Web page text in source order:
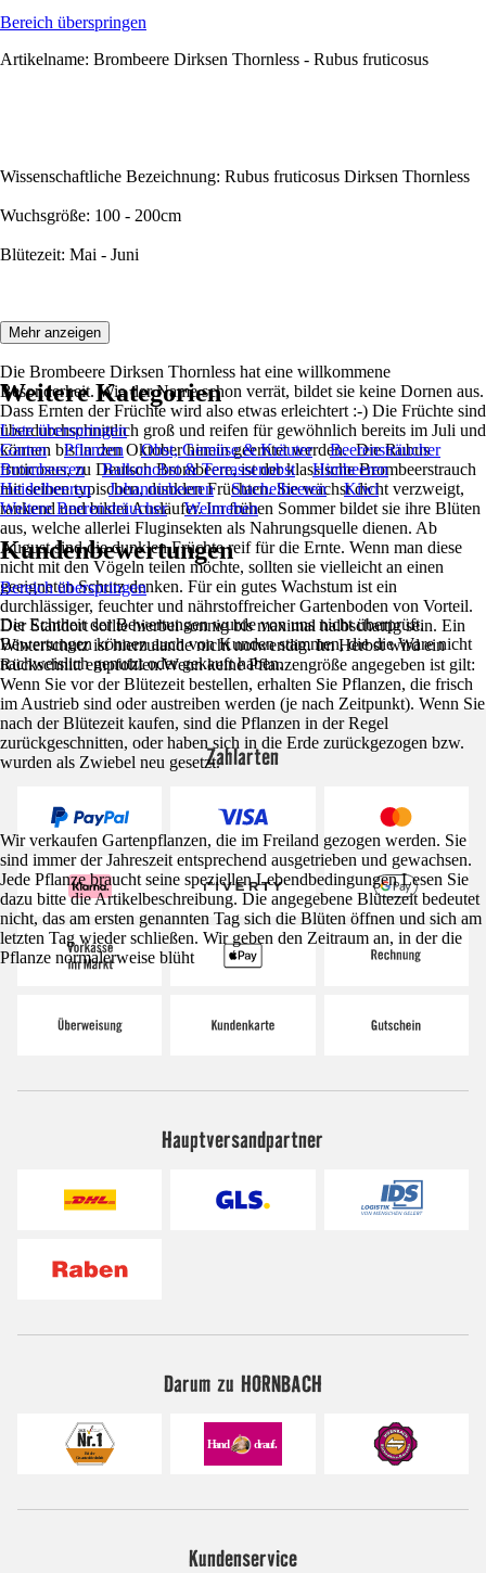
Bereich überspringen
Artikelname: Brombeere Dirksen Thornless - Rubus fruticosus
Wissenschaftliche Bezeichnung: Rubus fruticosus Dirksen Thornless
Wuchsgröße: 100 - 200cm
Blütezeit: Mai - Juni
Beschreibung:
Die Brombeere Dirksen Thornless hat eine willkommene
Besonderheit. Wie der Name schon verrät, bildet sie keine Dornen aus.
Dass Ernten der Früchte wird also etwas erleichtert :-) Die Früchte sind
überdurchschnittlich groß und reifen für gewöhnlich bereits im Juli und
können bis in den Oktober hinein geerntet werden. Die Rubus
fruticosus, zu Deutsch Brombeere, ist der klassische Brombeerstrauch
mit seinen typischen, dunklen Früchten. Sie wächst dicht verzweigt,
rankend und bildet Ausläufer. Im frühen Sommer bildet sie ihre Blüten
aus, welche allerlei Fluginsekten als Nahrungsquelle dienen. Ab
August sind die dunklen Früchte reif für die Ernte. Wenn man diese
nicht mit den Vögeln teilen möchte, sollten sie vielleicht an einen
geeigneten Schutz denken. Für ein gutes Wachstum ist ein
durchlässiger, feuchter und nährstoffreicher Gartenboden von Vorteil.
Der Standort sollte hierbei sonnig bis maximal halbschattig sein. Ein
Winterschutz ist hierzulande nicht notwendig. Im Herbst wird ein
Rückschnitt empfohlen.Wenn keine Pflanzengröße angegeben ist gilt:
Wenn Sie vor der Blütezeit bestellen, erhalten Sie Pflanzen, die frisch
im Austrieb sind oder austreiben werden (je nach Zeitpunkt). Wenn Sie
nach der Blütezeit kaufen, sind die Pflanzen in der Regel
zurückgeschnitten, oder haben sich in die Erde zurückgezogen bzw.
wurden als Zwiebel neu gesetzt.
Wir verkaufen Gartenpflanzen, die im Freiland gezogen werden. Sie
sind immer der Jahreszeit entsprechend ausgetrieben und gewachsen.
Jede Pflanze braucht seine speziellen Lebendbedingungen Lesen Sie
dazu bitte die Artikelbeschreibung. Die angegebene Blütezeit bedeutet
nicht, das am ersten genannten Tag sich die Blüten öffnen und sich am
letzten Tag wieder schließen. Wir geben den Zeitraum an, in der die
Pflanze normalerweise blüht
Mehr anzeigen
Weitere Kategorien
Liste überspringen
Garten
Pflanzen Obst, Gemüse & Kräuter
Beerensträucher
Brombeeren
Balkonobst & Terrassenobst
Himbeeren
Heidelbeeren
Johannisbeeren Stachelbeeren
Kiwi
Weitere Beerensträucher
Weinreben
Kundenbewertungen
Bereich überspringen
Die Echtheit der Bewertungen wurde von uns nicht überprüft.
Bewertungen können auch von Kunden stammen, die die Ware nicht
nachweislich genutzt oder gekauft haben.
Zahlarten
Hauptversandpartner
Darum zu HORNBACH
Kundenservice